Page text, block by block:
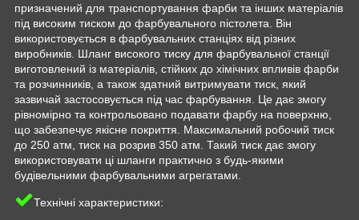
призначений для транспортування фарби та інших матеріалів
під високим тиском до фарбувального пістолета. Він
використовується в фарбувальних станціях від різних
виробників. Шланг високого тиску для фарбувальної станції
виготовлений із матеріалів, стійких до хімічних впливів фарби
та розчинників, а також здатний витримувати тиск, який
зазвичай застосовується під час фарбування. Це дає змогу
рівномірно та контрольовано подавати фарбу на поверхню,
що забезпечує якісне покриття. Максимальний робочий тиск
до 250 атм, тиск на розрив 350 атм. Такий тиск дає змогу
використовувати ці шланги практично з будь-якими
будівельними фарбувальними агрегатами.
Технічні характеристики: